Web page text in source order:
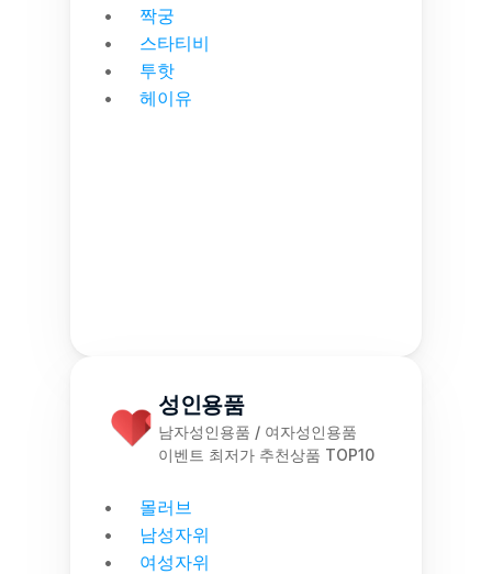
짝궁
스타티비
투핫
헤이유
성인용품
남자성인용품 / 여자성인용품
이벤트 최저가 추천상품 TOP10
몰러브
남성자위
여성자위